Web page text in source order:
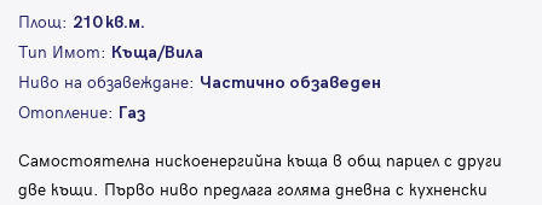
Площ: 210 кв.м.
Тип Имот: Къща/Вила
Ниво на обзавеждане: Частично обзаведен
Отопление: Газ
Самостоятелна нискоенергийна къща в общ парцел с други
две къщи. Първо ниво предлага голяма дневна с кухненски